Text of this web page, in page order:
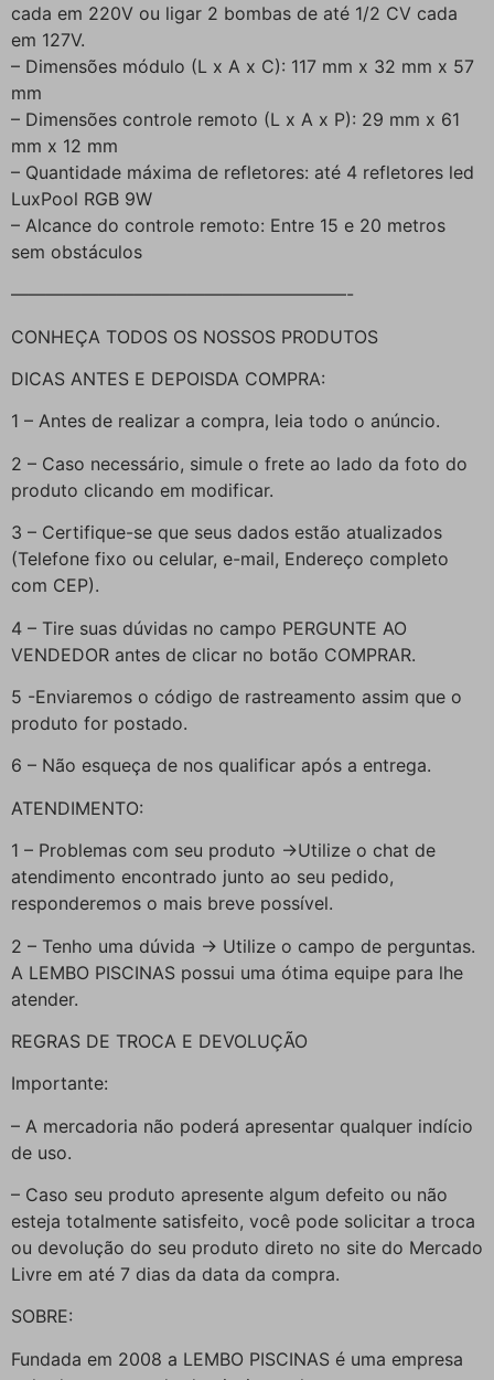
cada em 220V ou ligar 2 bombas de até 1/2 CV cada
em 127V.
– Dimensões módulo (L x A x C): 117 mm x 32 mm x 57
mm
– Dimensões controle remoto (L x A x P): 29 mm x 61
mm x 12 mm
– Quantidade máxima de refletores: até 4 refletores led
LuxPool RGB 9W
– Alcance do controle remoto: Entre 15 e 20 metros
sem obstáculos
———————————————————-
CONHEÇA TODOS OS NOSSOS PRODUTOS
DICAS ANTES E DEPOISDA COMPRA:
1 – Antes de realizar a compra, leia todo o anúncio.
2 – Caso necessário, simule o frete ao lado da foto do
produto clicando em modificar.
3 – Certifique-se que seus dados estão atualizados
(Telefone fixo ou celular, e-mail, Endereço completo
com CEP).
4 – Tire suas dúvidas no campo PERGUNTE AO
VENDEDOR antes de clicar no botão COMPRAR.
5 -Enviaremos o código de rastreamento assim que o
produto for postado.
6 – Não esqueça de nos qualificar após a entrega.
ATENDIMENTO:
1 – Problemas com seu produto ->Utilize o chat de
atendimento encontrado junto ao seu pedido,
responderemos o mais breve possível.
2 – Tenho uma dúvida -> Utilize o campo de perguntas.
A LEMBO PISCINAS possui uma ótima equipe para lhe
atender.
REGRAS DE TROCA E DEVOLUÇÃO
Importante:
– A mercadoria não poderá apresentar qualquer indício
de uso.
– Caso seu produto apresente algum defeito ou não
esteja totalmente satisfeito, você pode solicitar a troca
ou devolução do seu produto direto no site do Mercado
Livre em até 7 dias da data da compra.
SOBRE:
Fundada em 2008 a LEMBO PISCINAS é uma empresa